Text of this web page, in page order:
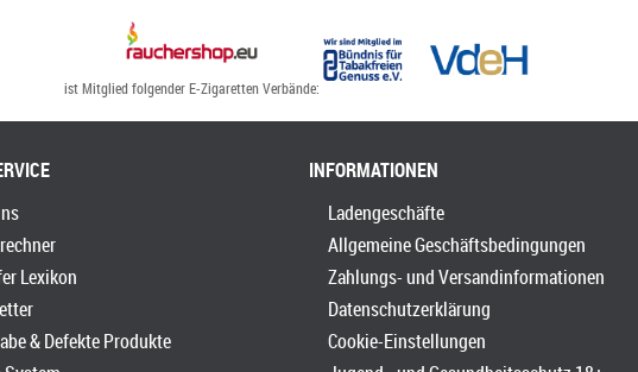
ist Mitglied folgender E-Zigaretten Verbände:
Lexikon
& Defekte Produkte
INFORMATIONEN
Ladengeschäfte
Allgemeine Geschäftsbedingungen
Zahlungs- und Versandinformationen
Datenschutzerklärung
Cookie-Einstellungen